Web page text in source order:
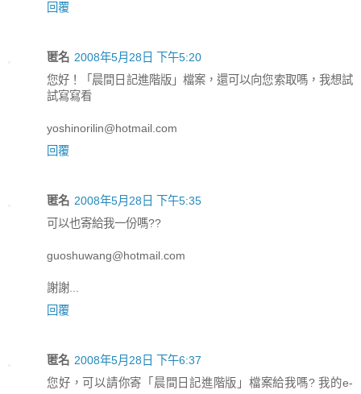
回覆
匿名 2008年5月28日 下午5:20
您好！「晨間日記進階版」檔案，還可以向您索取嗎，我想試
試寫寫看
yoshinorilin@hotmail.com
回覆
匿名 2008年5月28日 下午5:35
可以也寄給我一份嗎??
guoshuwang@hotmail.com
謝謝...
回覆
匿名 2008年5月28日 下午6:37
您好，可以請你寄「晨間日記進階版」檔案給我嗎? 我的e-